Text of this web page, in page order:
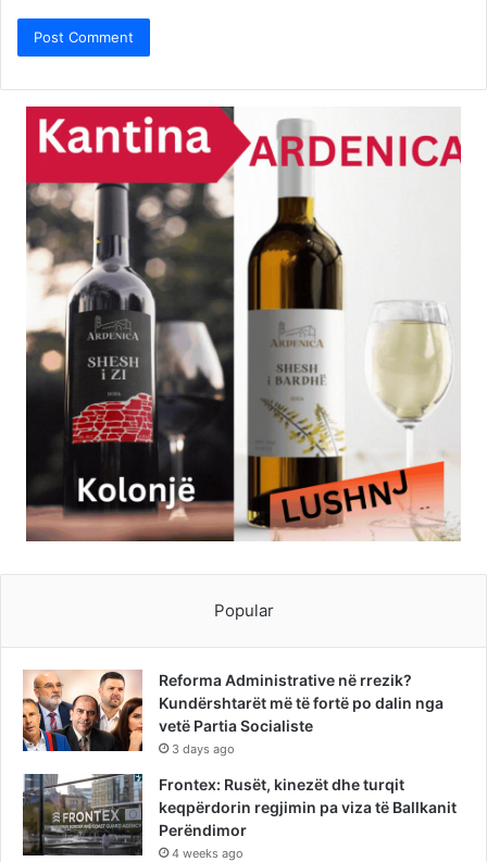
Popular
Reforma Administrative në rrezik?
Kundërshtarët më të fortë po dalin nga
vetë Partia Socialiste
3 days ago
Frontex: Rusët, kinezët dhe turqit
keqpërdorin regjimin pa viza të Ballkanit
Perëndimor
4 weeks ago